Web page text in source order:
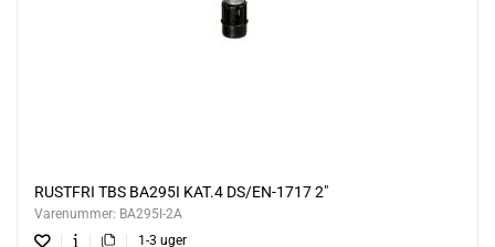
RUSTFRI TBS BA295I KAT.4 DS/EN-1717 2"
Varenummer: BA295I-2A
1-3 uger